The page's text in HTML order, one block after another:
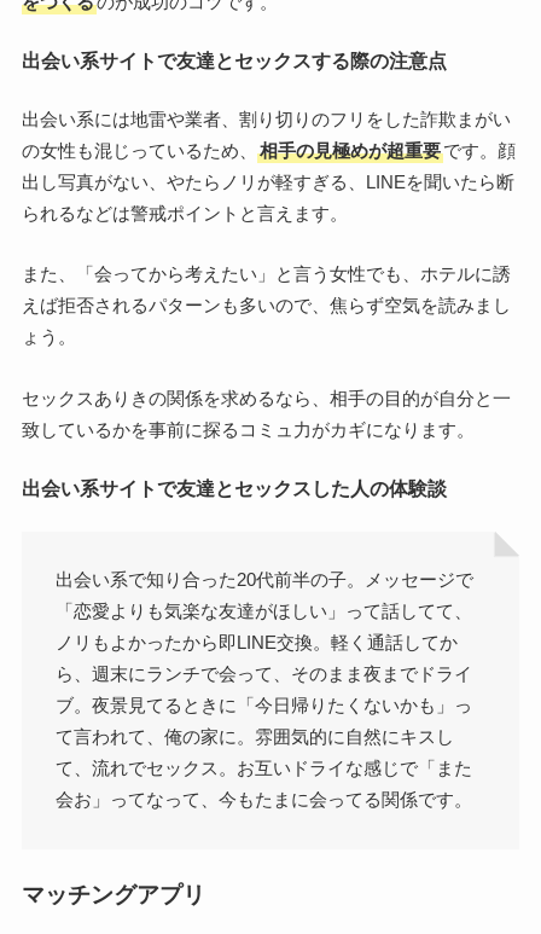
出会い系サイトで友達とセックスする際の注意点
出会い系には地雷や業者、割り切りのフリをした詐欺まがい
の女性も混じっているため、
相手の見極めが超重要です。顔
出し写真がない、やたらノリが軽すぎる、LINEを聞いたら断
られるなどは警戒ポイントと言えます。
また、「会ってから考えたい」と言う女性でも、ホテルに誘
えば拒否されるパターンも多いので、焦らず空気を読みまし
ょう。
セックスありきの関係を求めるなら、相手の目的が自分と一
致しているかを事前に探るコミュ力がカギになります。
出会い系サイトで友達とセックスした人の体験談
出会い系で知り合った20代前半の子。メッセージで
「恋愛よりも気楽な友達がほしい」って話してて、
ノリもよかったから即LINE交換。軽く通話してか
ら、週末にランチで会って、そのまま夜までドライ
ブ。夜景見てるときに「今日帰りたくないかも」っ
て言われて、俺の家に。雰囲気的に自然にキスし
て、流れでセックス。お互いドライな感じで「また
会お」ってなって、今もたまに会ってる関係です。
マッチングアプリ